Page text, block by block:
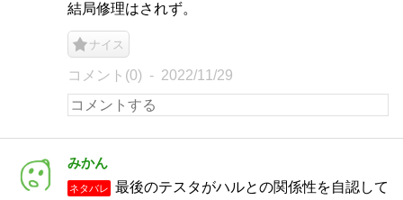
結局修理はされず。
ナイス
コメント(0) 2022/11/29
みかん
ネタバレ
最後のテスタがハルとの関係性を自認して